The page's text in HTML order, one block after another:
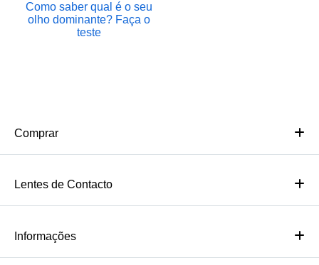
Como saber qual é o seu
olho dominante? Faça o
teste
Comprar
Lentes de Contacto
Informações